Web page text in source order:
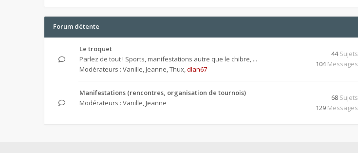
Forum détente
Le troquet
Parlez de tout ! Sports, manifestations autre que le chibre, ...
Modérateurs : Vanille, Jeanne,Thux,dlan67
44Sujets
104Messages
Manifestations (rencontres, organisation de tournois)
Modérateurs : Vanille, Jeanne
68 Sujets
129 Messages